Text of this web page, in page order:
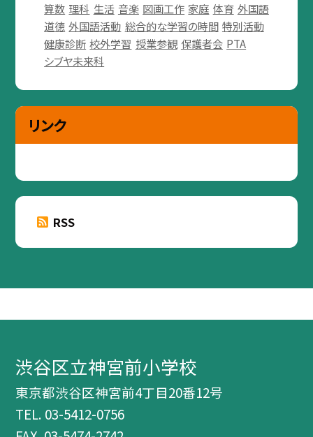
算数 理科 生活 音楽 図画工作 家庭 体育 外国語
道徳 外国語活動 総合的な学習の時間 特別活動
健康診断 校外学習 授業参観 保護者会 PTA
シブヤ未来科
リンク
RSS
渋谷区立神宮前小学校
東京都渋谷区神宮前4丁目20番12号
TEL. 03-5412-0756